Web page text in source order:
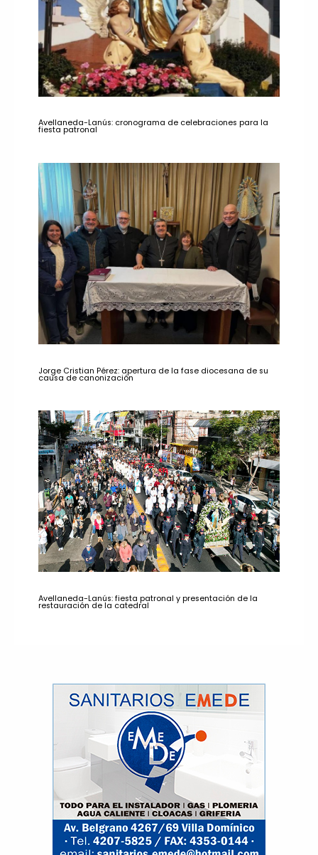
Avellaneda-Lanús: cronograma de celebraciones para la
fiesta patronal
Jorge Cristian Pérez: apertura de la fase diocesana de su
causa de canonización
Avellaneda-Lanús: fiesta patronal y presentación de la
restauración de la catedral